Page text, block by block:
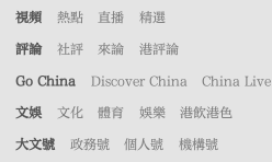
視頻 熱點 直播 精選
評論 社評 來論 港評論
Go China Discover China China Live
文娛 文化 體育 娛樂 港飲港色
大文號 政務號 個人號 機構號